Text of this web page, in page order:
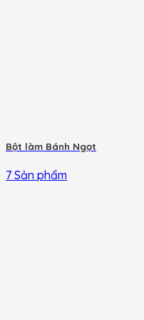
Bột làm Bánh Ngọt
7 Sản phẩm